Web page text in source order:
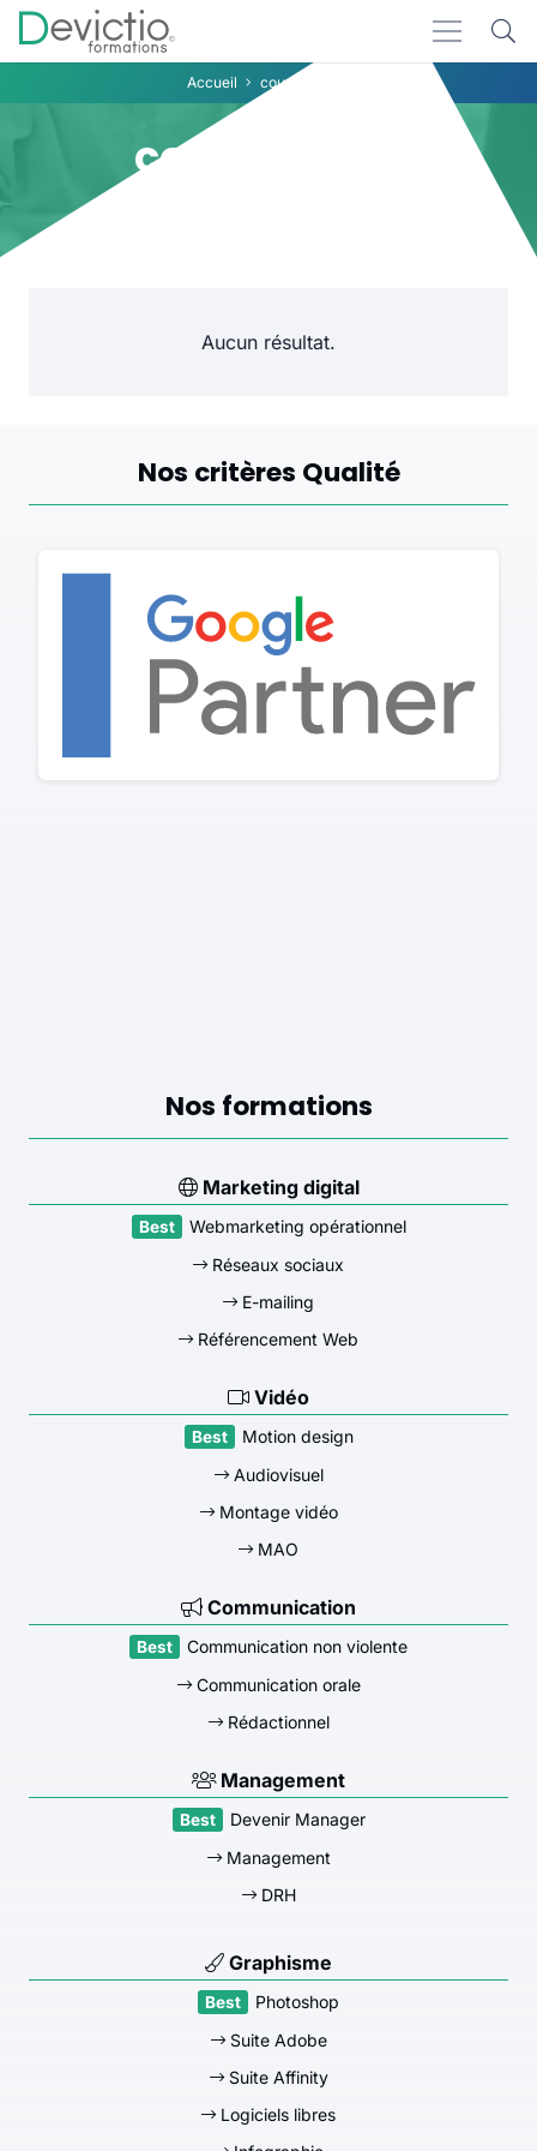
Accueil cours TYPO3
cours TYPO3
Aucun résultat.
Nos critères Qualité
Nos formations
Marketing digital
Webmarketing opérationnel
Réseaux sociaux
E-mailing
Référencement Web
Vidéo
Motion design
Audiovisuel
Montage vidéo
MAO
Communication
Communication non violente
Communication orale
Rédactionnel
Management
Devenir Manager
Management
DRH
Graphisme
Photoshop
Suite Adobe
Suite Affinity
Logiciels libres